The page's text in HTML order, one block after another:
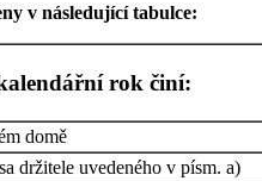
v následující tabulce:
rok činí:
domě
držitele uvedeného v písm. a)